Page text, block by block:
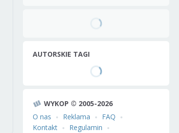
AUTORSKIE TAGI
WYKOP © 2005-2026
O nas
Reklama
FAQ
Kontakt
Regulamin